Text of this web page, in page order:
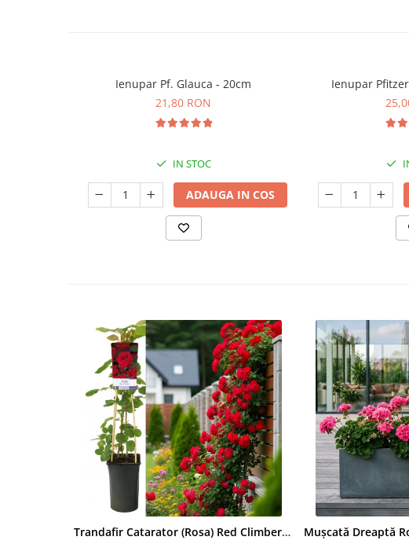
Ienupar Pf. Glauca - 20cm
21,80 RON
IN STOC
ADAUGA IN COS
Ienupar
Trandafir Catarator (Rosa) Red Climber - 75cm